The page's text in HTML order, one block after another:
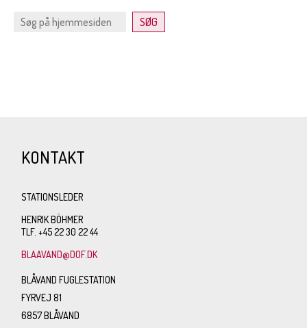
KONTAKT
STATIONSLEDER
HENRIK BÖHMER
TLF. +45 22 30 22 44
BLAAVAND@DOF.DK
BLÅVAND FUGLESTATION
FYRVEJ 81
6857 BLÅVAND